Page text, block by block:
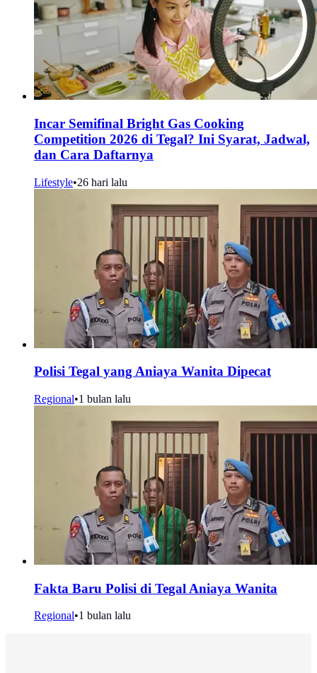
Incar Semifinal Bright Gas Cooking
Competition 2026 di Tegal? Ini Syarat, Jadwal,
dan Cara Daftarnya
Lifestyle•26 hari lalu
Polisi Tegal yang Aniaya Wanita Dipecat
Regional•1 bulan lalu
Fakta Baru Polisi di Tegal Aniaya Wanita
Regional•1 bulan lalu